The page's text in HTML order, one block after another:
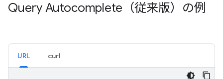
Query Autocomplete（従来版）の例
URL curl